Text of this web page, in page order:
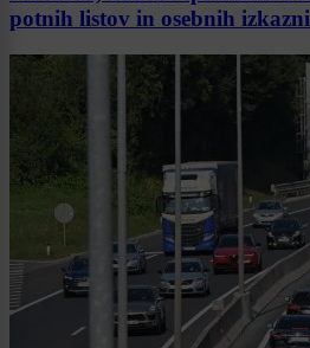
potnih listov in osebnih